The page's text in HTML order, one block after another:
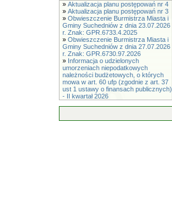
» Aktualizacja planu postępowań nr 4
» Aktualizacja planu postępowań nr 3
» Obwieszczenie Burmistrza Miasta i
Gminy Suchedniów z dnia 23.07.2026
r. Znak: GPR.6733.4.2025
» Obwieszczenie Burmistrza Miasta i
Gminy Suchedniów z dnia 27.07.2026
r. Znak: GPR.6730.97.2026
» Informacja o udzielonych
umorzeniach niepodatkowych
należności budżetowych, o których
mowa w art. 60 ufp (zgodnie z art. 37
ust 1 ustawy o finansach publicznych)
- II kwartał 2026